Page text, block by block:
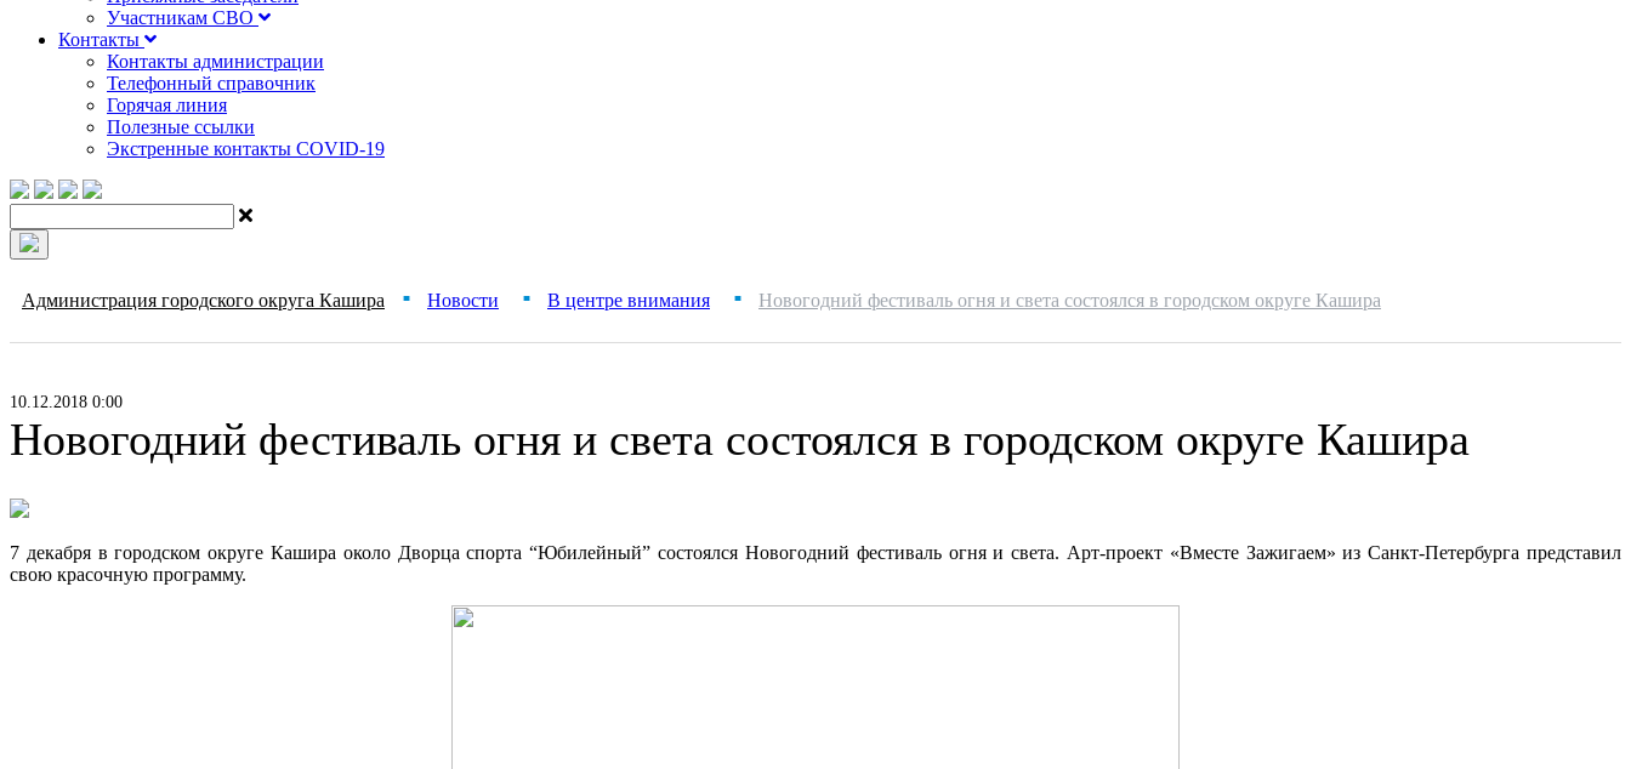
Участникам СВО
Контакты
Контакты администрации
Телефонный справочник
Горячая линия
Полезные ссылки
Экстренные контакты COVID-19
Администрация городского округа Кашира ■ Новости ■ В центре внимания ■ Новогодний фестиваль огня и света состоялся в городском округе Кашира
10.12.2018 0:00
Новогодний фестиваль огня и света состоялся в городском округе Кашира
7 декабря в городском округе Кашира около Дворца спорта “Юбилейный” состоялся Новогодний фестиваль огня и света. Арт-проект «Вместе Зажигаем» из Санкт-Петербурга представил
свою красочную программу.